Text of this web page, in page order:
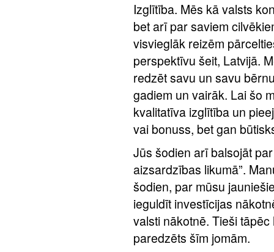
Izglītība. Mēs kā valsts
bet arī par saviem
visvieglāk reizēm
perspektīvu šeit, Latvijā.
redzēt savu un savu
gadiem un vairāk. Lai šo
kvalitatīva izglītība un
vai bonuss, bet gan
Jūs šodien arī balsojāt
aizsardzības likumā”.
šodien, par mūsu
ieguldīt investīcijas
valsti nākotnē. Tieši
paredzēts šīm jomām.